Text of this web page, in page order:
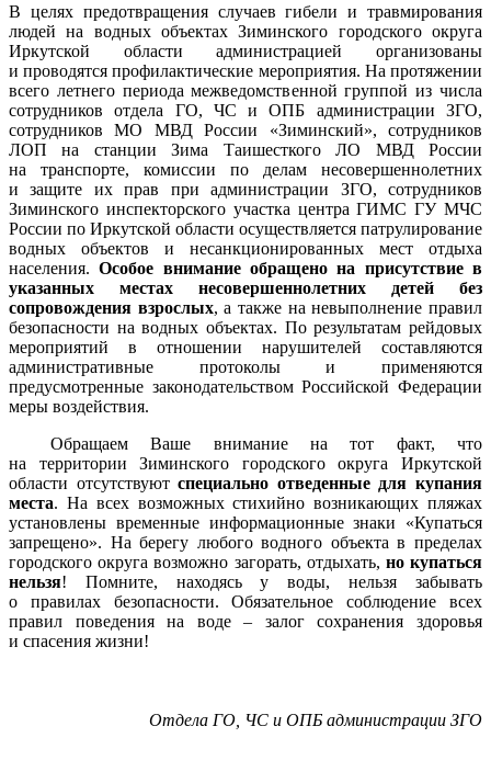
В целях предотвращения случаев гибели и травмирования
людей на водных объектах Зиминского городского округа
Иркутской области администрацией организованы
и проводятся профилактические мероприятия. На протяжении
всего летнего периода межведомственной группой из числа
сотрудников отдела ГО, ЧС и ОПБ администрации ЗГО,
сотрудников МО МВД России «Зиминский», сотрудников
ЛОП на станции Зима Таишесткого ЛО МВД России
на транспорте, комиссии по делам несовершеннолетних
и защите их прав при администрации ЗГО, сотрудников
Зиминского инспекторского участка центра ГИМС ГУ МЧС
России по Иркутской области осуществляется патрулирование
водных объектов и несанкционированных мест отдыха
населения.Особое внимание обращено на присутствие в
указанных местах несовершеннолетних детей без
сопровождения взрослых, а также на невыполнение правил
безопасности на водных объектах. По результатам рейдовых
мероприятий в отношении нарушителей составляются
административные протоколы и применяются
предусмотренные законодательством Российской Федерации
меры воздействия.
Обращаем Ваше внимание на тот факт, что
на территории Зиминского городского округа Иркутской
области отсутствуютспециально отведенные для купания
места. На всех возможных стихийно возникающих пляжах
установлены временные информационные знаки «Купаться
запрещено». На берегу любого водного объекта в пределах
городского округа возможно загорать, отдыхать, но купаться
нельзя! Помните, находясь у воды, нельзя забывать
о правилах безопасности. Обязательное соблюдение всех
правил поведения на воде – залог сохранения здоровья
и спасения жизни!
Отдела ГО, ЧС и ОПБ администрации ЗГО